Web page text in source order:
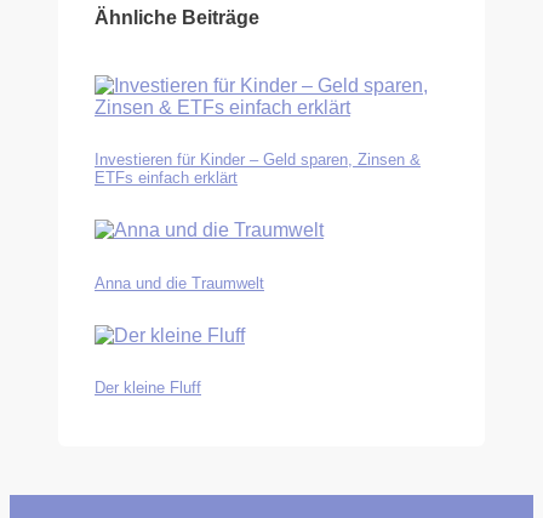
Ähnliche Beiträge
Investieren für Kinder – Geld sparen, Zinsen &
ETFs einfach erklärt
Anna und die Traumwelt
Der kleine Fluff